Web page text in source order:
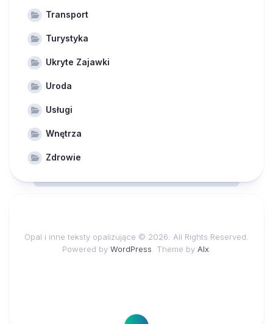
Transport
Turystyka
Ukryte Zajawki
Uroda
Usługi
Wnętrza
Zdrowie
Opal i inne teksty opalizujące © 2026. All Rights Reserved.
Powered by WordPress . Theme by Alx